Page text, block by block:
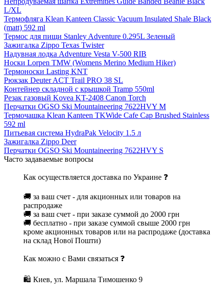
L/XL
Термофляга Klean Kanteen Classic Vacuum Insulated Shale Black
(matt) 592 ml
Термос для пищи Stanley Adventure 0.295L Зеленый
Зажигалка Zippo Texas Twister
Надувная лодка Adventure Vesta V-500 RIB
Носки Lorpen TMW (Womens Merino Medium Hiker)
Термоноски Lasting KNT
Рюкзак Deuter ACT Trail PRO 38 SL
Контейнер складной с крышкой Tramp 550ml
Резак газовый Kovea KT-2408 Canon Torch
Перчатки OGSO Ski Mountaineering 7622HVY M
Термочашка Klean Kanteen TKWide Cafe Cap Brushed Stainless
592 ml
Питьевая система HydraPak Velocity 1.5 л
Зажигалка Zippo Deer
Перчатки OGSO Ski Mountaineering 7622HVY S
Часто задаваемые вопросы
Как осуществляется доставка по Украине ❓
🚚 за ваш счет - для акционных или товаров на
распродаже
🚚 за ваш счет - при заказе суммой до 2000 грн
🚚 бесплатно - при заказе суммой свыше 2000 грн
кроме акционных товаров или на распродаже (доставка
на склад Нової Пошти)
Как можно с Вами связаться ❓
🛍 Киев, ул. Маршала Тимошенко 9